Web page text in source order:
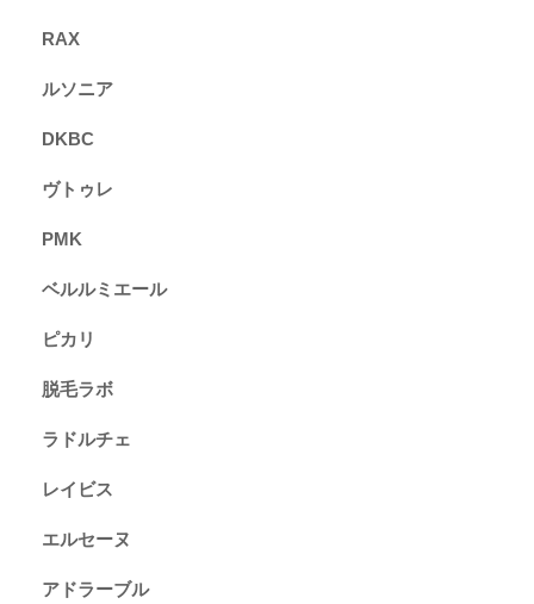
RAX
ルソニア
DKBC
ヴトゥレ
PMK
ベルルミエール
ピカリ
脱毛ラボ
ラドルチェ
レイビス
エルセーヌ
アドラーブル